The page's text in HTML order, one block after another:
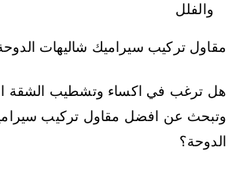
والفلل
مقاول تركيب سيراميك شاليهات
هل ترغب في اكساء وتشطيب الشقة او
وتبحث عن افضل مقاول تركيب
الدوحة؟